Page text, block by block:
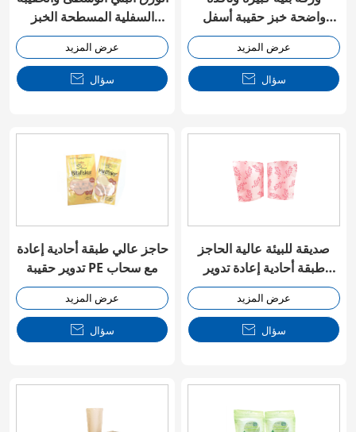
السفلية المسطحة الخبز
النافذة الواضحة مع ربطة
القصدي
عرض المزيد
 سؤال
واضحة خبز حقيبة أسفل
مسطحة مع ربطة القصدير
عرض المزيد
 سؤال
حاجز عالي طبقة أحادية إعادة
تدوير حقيبة PE مع سحاب
عرض المزيد
 سؤال
صديقة للبيئة عالية الحاجز
طبقة أحادية إعادة تدوير
حقيبة PE مع سحاب
عرض المزيد
 سؤال